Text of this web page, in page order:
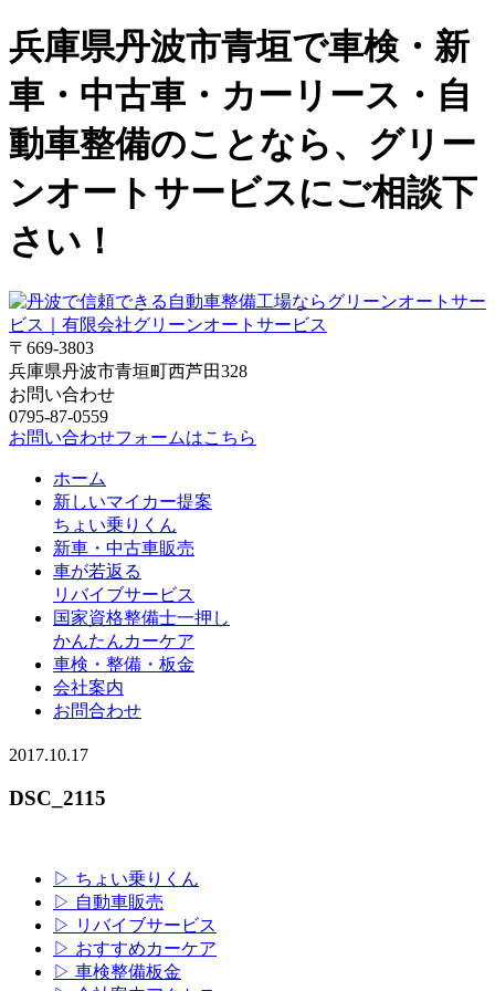
兵庫県丹波市青垣で車検・新
車・中古車・カーリース・自
動車整備のことなら、グリー
ンオートサービスにご相談下
さい！
〒669-3803
兵庫県丹波市青垣町西芦田328
お問い合わせ
0795-87-0559
お問い合わせフォームはこちら
ホーム
新しいマイカー提案
ちょい乗りくん
新車・中古車販売
車が若返る
リバイブサービス
国家資格整備士一押し
かんたんカーケア
車検・整備・板金
会社案内
お問合わせ
2017.10.17
DSC_2115
▷ ちょい乗りくん
▷ 自動車販売
▷ リバイブサービス
▷ おすすめカーケア
▷ 車検整備板金